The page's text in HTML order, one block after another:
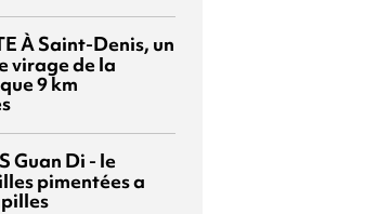
À Saint-Denis, un
virage de la
9 km
Guan Di - le
pimentées a